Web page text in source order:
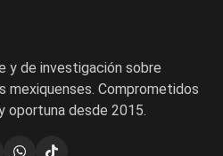
y de investigación sobre
mexiquenses. Comprometidos
oportuna desde 2015.